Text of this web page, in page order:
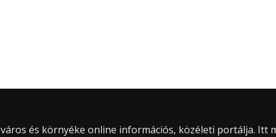
és környéke online információs, közéleti portálja.